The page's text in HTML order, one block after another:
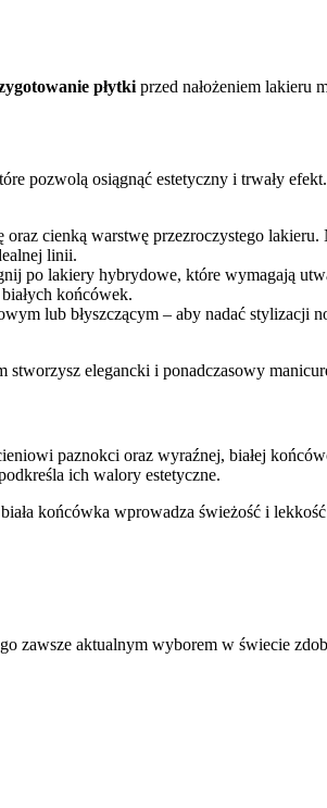
płytkiprzed nałożeniem lakieru
pozwolą osiągnąć estetyczny i trwały
cienką warstwę przezroczystego
linii.
po lakiery hybrydowe, które wymagają
końcówek.
lub błyszczącym – aby nadać stylizacji
stworzysz elegancki i ponadczasowy
paznokci oraz wyraźnej, białej
ich walory estetyczne.
końcówka wprowadza świeżość i
zawsze aktualnym wyborem w świecie